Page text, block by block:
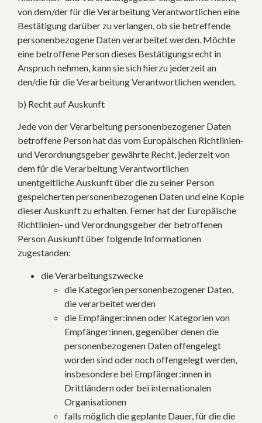
von dem/der für die Verarbeitung Verantwortlichen eine
Bestätigung darüber zu verlangen, ob sie betreffende
personenbezogene Daten verarbeitet werden. Möchte
eine betroffene Person dieses Bestätigungsrecht in
Anspruch nehmen, kann sie sich hierzu jederzeit an
den/die für die Verarbeitung Verantwortlichen wenden.
b) Recht auf Auskunft
Jede von der Verarbeitung personenbezogener Daten
betroffene Person hat das vom Europäischen Richtlinien-
und Verordnungsgeber gewährte Recht, jederzeit von
dem für die Verarbeitung Verantwortlichen
unentgeltliche Auskunft über die zu seiner Person
gespeicherten personenbezogenen Daten und eine Kopie
dieser Auskunft zu erhalten. Ferner hat der Europäische
Richtlinien- und Verordnungsgeber der betroffenen
Person Auskunft über folgende Informationen
zugestanden:
die Verarbeitungszwecke
die Kategorien personenbezogener Daten,
die verarbeitet werden
die Empfänger:innen oder Kategorien von
Empfänger:innen, gegenüber denen die
personenbezogenen Daten offengelegt
worden sind oder noch offengelegt werden,
insbesondere bei Empfänger:innen in
Drittländern oder bei internationalen
Organisationen
falls möglich die geplante Dauer, für die die